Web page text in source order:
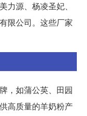
力源、杨凌圣妃、
限公司。这些厂家
，如蒲公英、田园
高质量的羊奶粉产